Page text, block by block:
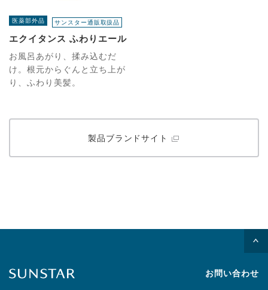
医薬部外品 サンスター通販取扱品
エクイタンス ふわりエール
お風呂あがり、揉み込むだ
け。根元からぐんと立ち上が
り、ふわり美髪。
製品ブランドサイト
お問い合わせ